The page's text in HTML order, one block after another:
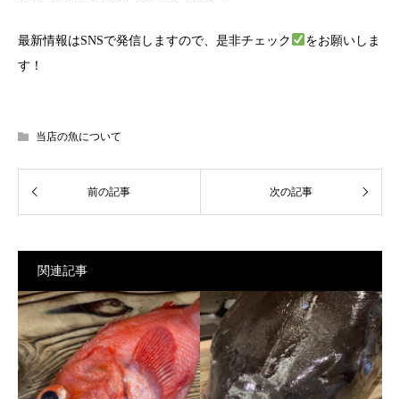
最新情報はSNSで発信しますので、是非チェック
をお願いしま
す！
当店の魚について
関連記事